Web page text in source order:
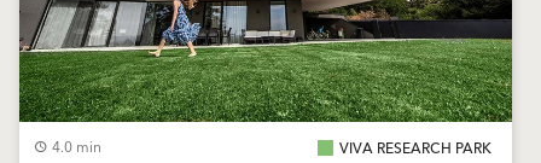
4.0 min VIVA RESEARCH PARK